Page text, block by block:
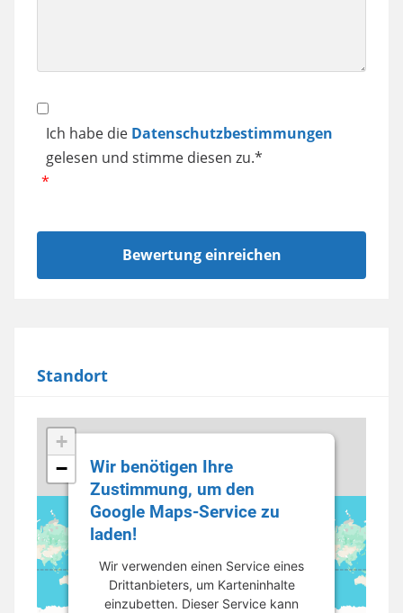
Datenschutz
Ich habe die Datenschutzbestimmungen
gelesen und stimme diesen zu.*
Standort
+
−
Wir benötigen Ihre
Zustimmung, um den
Google Maps-Service zu
laden!
Wir verwenden einen Service eines
Drittanbieters, um Karteninhalte
einzubetten. Dieser Service kann